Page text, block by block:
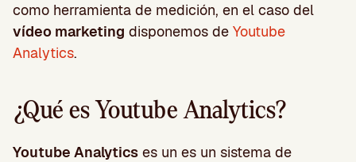
como herramienta de medición, en el caso del
vídeo marketing disponemos de Youtube
Analytics.
¿Qué es Youtube Analytics?
Youtube Analytics es un es un sistema de